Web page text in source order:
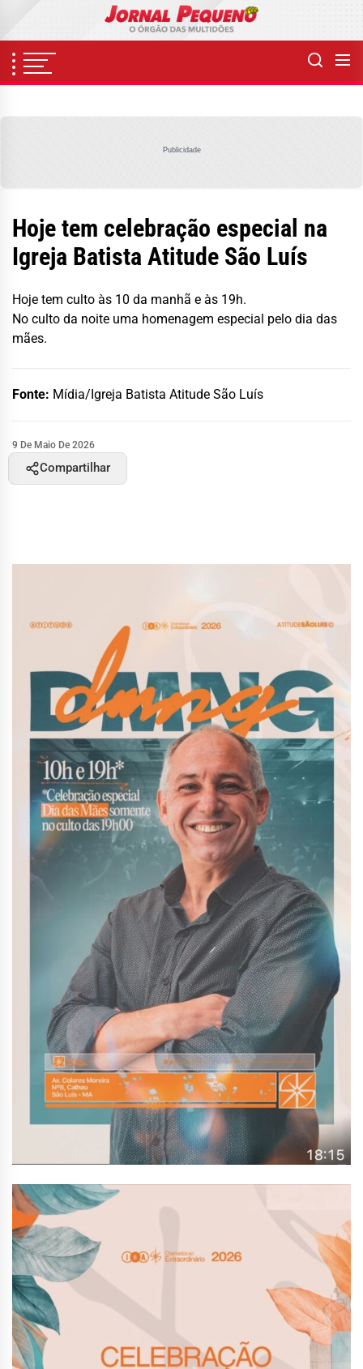
content
Publicidade
Hoje tem celebração especial na
Igreja Batista Atitude São Luís
Hoje tem culto às 10 da manhã e às 19h.
No culto da noite uma homenagem especial pelo dia das
mães.
Fonte: Mídia/Igreja Batista Atitude São Luís
9 De Maio De 2026
Compartilhar